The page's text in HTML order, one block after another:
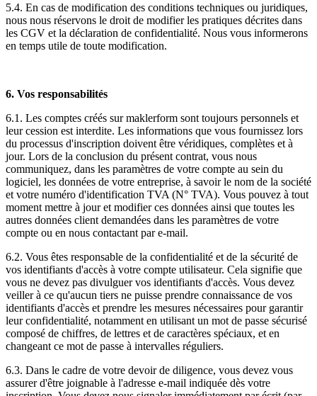
5.4. En cas de modification des conditions techniques ou juridiques,
nous nous réservons le droit de modifier les pratiques décrites dans
les CGV et la déclaration de confidentialité. Nous vous informerons
en temps utile de toute modification.
6. Vos responsabilités
6.1. Les comptes créés sur maklerform sont toujours personnels et
leur cession est interdite. Les informations que vous fournissez lors
du processus d'inscription doivent être véridiques, complètes et à
jour. Lors de la conclusion du présent contrat, vous nous
communiquez, dans les paramètres de votre compte au sein du
logiciel, les données de votre entreprise, à savoir le nom de la société
et votre numéro d'identification TVA (N° TVA). Vous pouvez à tout
moment mettre à jour et modifier ces données ainsi que toutes les
autres données client demandées dans les paramètres de votre
compte ou en nous contactant par e-mail.
6.2. Vous êtes responsable de la confidentialité et de la sécurité de
vos identifiants d'accès à votre compte utilisateur. Cela signifie que
vous ne devez pas divulguer vos identifiants d'accès. Vous devez
veiller à ce qu'aucun tiers ne puisse prendre connaissance de vos
identifiants d'accès et prendre les mesures nécessaires pour garantir
leur confidentialité, notamment en utilisant un mot de passe sécurisé
composé de chiffres, de lettres et de caractères spéciaux, et en
changeant ce mot de passe à intervalles réguliers.
6.3. Dans le cadre de votre devoir de diligence, vous devez vous
assurer d'être joignable à l'adresse e-mail indiquée dès votre